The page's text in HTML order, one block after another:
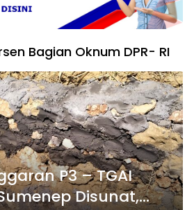
Bagian Oknum DPR- RI
P3 – TGAI
Disunat,